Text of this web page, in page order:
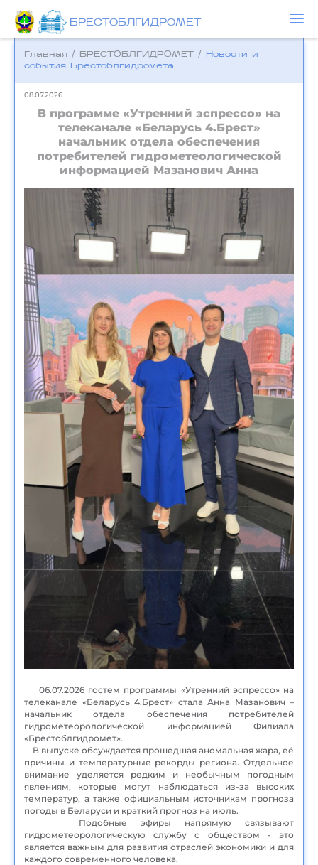
БРЕСТОБЛГИДРОМЕТ
Главная / БРЕСТОБЛГИДРОМЕТ /
Новости и
события Брестоблгидромета
08.07.2026
В программе «Утренний эспрессо» на
телеканале «Беларусь 4.Брест»
начальник отдела обеспечения
потребителей гидрометеологической
информацией Мазанович Анна
06.07.2026 гостем программы «Утренний эспрессо» на
телеканале «Беларусь 4.Брест» стала Анна Мазанович –
начальник отдела обеспечения потребителей
гидрометеорологической информацией Филиала
«Брестоблгидромет».
В выпуске обсуждается прошедшая аномальная жара, её
причины и температурные рекорды региона. Отдельное
внимание уделяется редким и необычным погодным
явлениям, которые могут наблюдаться из-за высоких
температур, а также официальным источникам прогноза
погоды в Беларуси и краткий прогноз на июль.
Подобные эфиры напрямую связывают
гидрометеорологическую службу с обществом - это
является важным для развития отраслей экономики и для
каждого современного человека.